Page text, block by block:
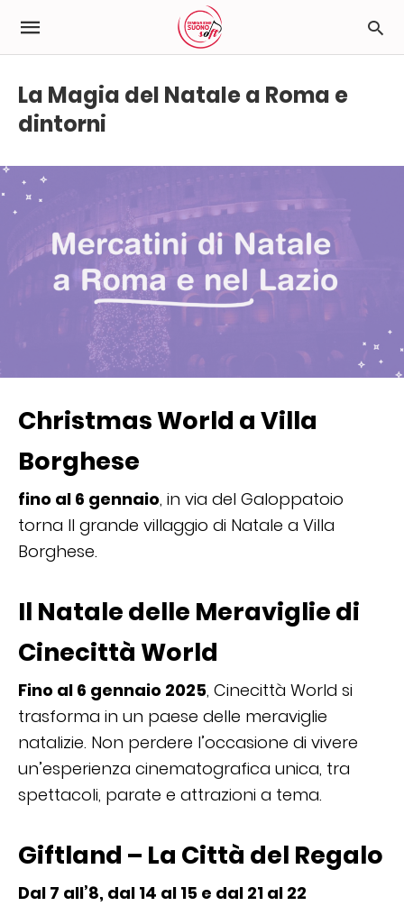
La Magia del Natale a Roma e
dintorni
Christmas World a Villa
Borghese
fino al 6 gennaio, in via del Galoppatoio
torna Il grande villaggio di Natale a Villa
Borghese.
Il Natale delle Meraviglie di
Cinecittà World
Fino al 6 gennaio 2025, Cinecittà World si
trasforma in un paese delle meraviglie
natalizie. Non perdere l’occasione di vivere
un’esperienza cinematografica unica, tra
spettacoli, parate e attrazioni a tema.
Giftland – La Città del Regalo
Dal 7 all’8, dal 14 al 15 e dal 21 al 22